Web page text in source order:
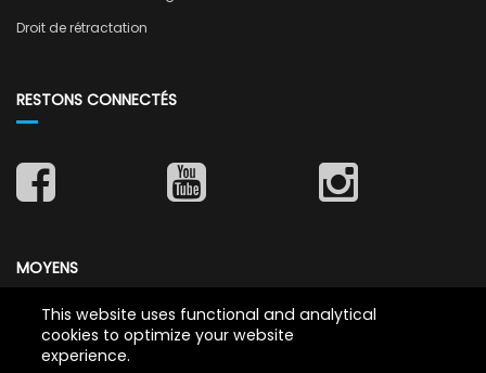
Droit de rétractation
RESTONS CONNECTÉS
MOYENS
This website uses functional and analytical
cookies to optimize your website
experience.